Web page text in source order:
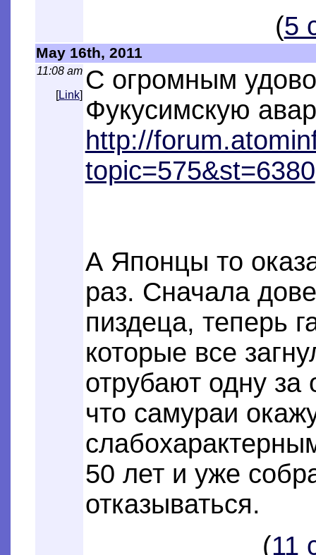
(5
May 16th, 2011
11:08 am
[Link]
С огромным
Фукусимскую
http://
topic=575&st=6380
А Японцы то
раз. Сначала
пиздеца, теперь
которые все
отрубают одну
что самураи
50 лет и уже
отказываться.
(11